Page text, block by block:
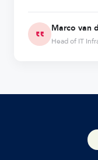
Marco van
Head of IT